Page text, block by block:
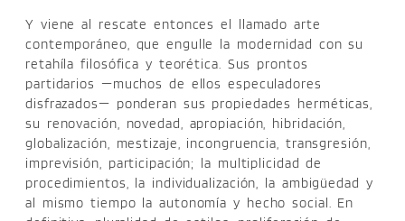
Y viene al rescate entonces el llamado arte
contemporáneo, que engulle la modernidad con su
retahíla filosófica y teorética. Sus prontos
partidarios —muchos de ellos especuladores
disfrazados— ponderan sus propiedades herméticas,
su renovación, novedad, apropiación, hibridación,
globalización, mestizaje, incongruencia, transgresión,
imprevisión, participación; la multiplicidad de
procedimientos, la individualización, la ambigüedad y
al mismo tiempo la autonomía y hecho social. En